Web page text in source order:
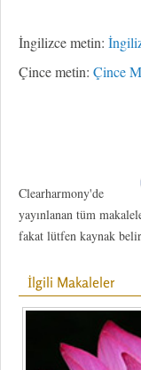
İngilizce metin:
Çince metin: Çince
Clearharmony'de
yayınlanan tüm
fakat lütfen kaynak
İlgili Makaleler